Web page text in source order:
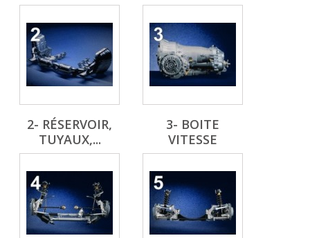
2- RÉSERVOIR,
TUYAUX,...
3- BOITE
VITESSE